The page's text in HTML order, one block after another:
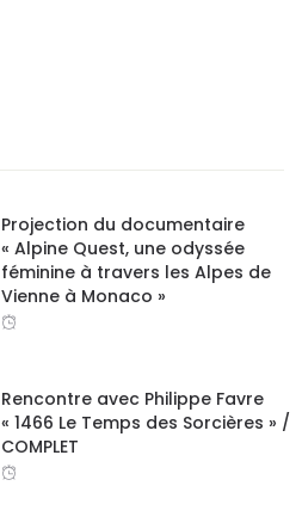
Projection du documentaire
« Alpine Quest, une odyssée
féminine à travers les Alpes de
Vienne à Monaco »
Rencontre avec Philippe Favre
« 1466 Le Temps des Sorcières » /
COMPLET